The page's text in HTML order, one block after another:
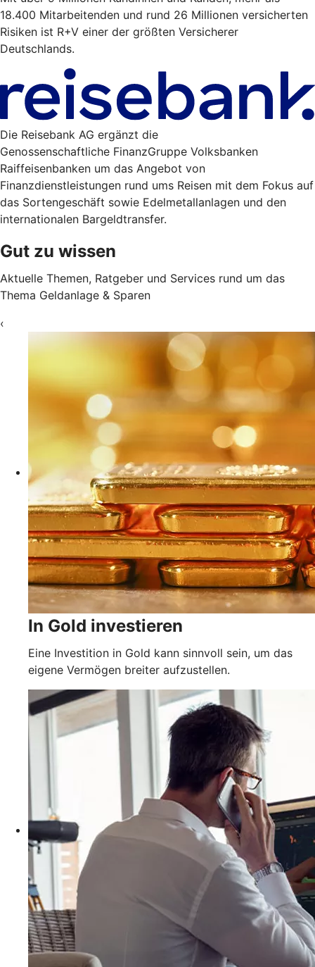
18.400 Mitarbeitenden und rund 26 Millionen versicherten
Risiken ist R+V einer der größten Versicherer
Deutschlands.
Die Reisebank AG ergänzt die
Genossenschaftliche FinanzGruppe Volksbanken
Raiffeisenbanken um das Angebot von
Finanzdienstleistungen rund ums Reisen mit dem Fokus auf
das Sortengeschäft sowie Edelmetallanlagen und den
internationalen Bargeldtransfer.
Gut zu wissen
Aktuelle Themen, Ratgeber und Services rund um das
Thema Geldanlage & Sparen
‹
In Gold investieren
Eine Investition in Gold kann sinnvoll sein, um das
eigene Vermögen breiter aufzustellen.